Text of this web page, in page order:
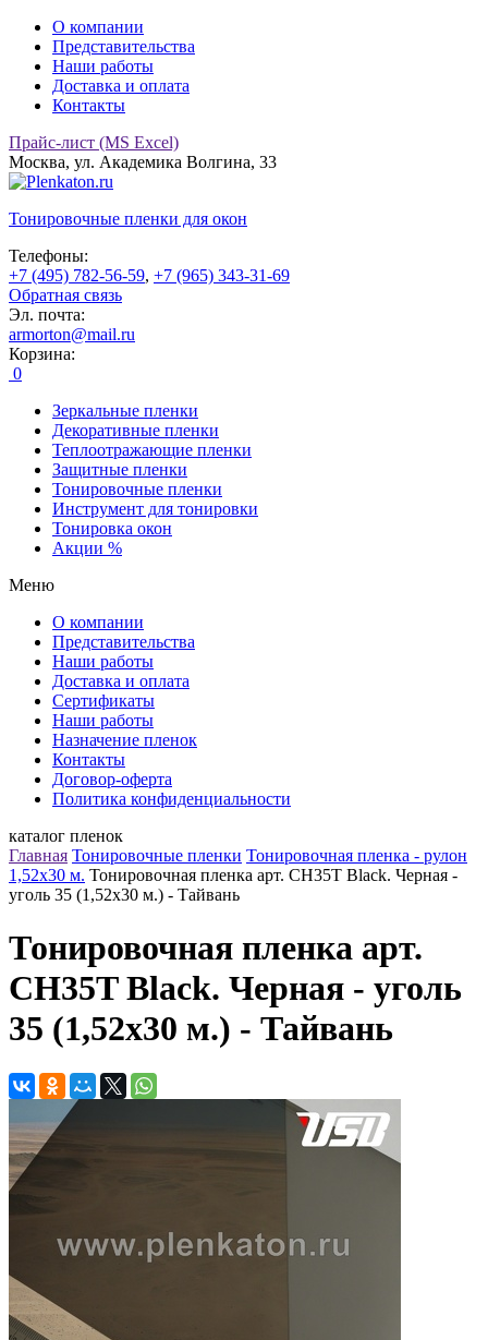
О компании
Представительства
Наши работы
Доставка и оплата
Контакты
Прайс-лист (MS Excel)
Москва, ул. Академика Волгина, 33
Тонировочные пленки для окон
Телефоны:
+7 (495) 782-56-59, +7 (965) 343-31-69
Обратная связь
Эл. почта:
armorton@mail.ru
Корзина:
0
Зеркальные пленки
Декоративные пленки
Теплоотражающие пленки
Защитные пленки
Тонировочные пленки
Инструмент для тонировки
Тонировка окон
Акции %
Меню
О компании
Представительства
Наши работы
Доставка и оплата
Сертификаты
Наши работы
Назначение пленок
Контакты
Договор-оферта
Политика конфиденциальности
каталог пленок
Главная Тонировочные пленки Тонировочная пленка - рулон
1,52х30 м. Тонировочная пленка арт. CH35T Black. Черная -
уголь 35 (1,52х30 м.) - Тайвань
Тонировочная пленка арт.
CH35T Black. Черная - уголь
35 (1,52х30 м.) - Тайвань